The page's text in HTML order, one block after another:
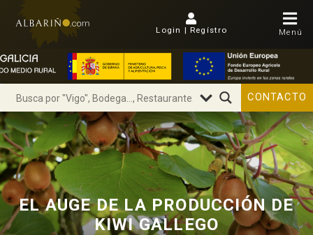
Login | Regístro Menú
CONTACTO
EL AUGE DE LA PRODUCCIÓN DE
KIWI GALLEGO